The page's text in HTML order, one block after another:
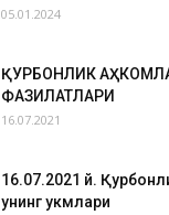
05.01.2024
ҚУРБОНЛИК
ФАЗИЛАТЛАРИ
16.07.2021
16.07.2021 й.
унинг ҳукмлари